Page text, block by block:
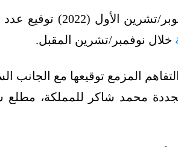
وكشف مجلس الوزراء المصري اليوم الأربعاء
خلال نوفمبر/تشرين المقبل.
المزمع توقيعها مع الجانب
محمد شاكر للمملكة،